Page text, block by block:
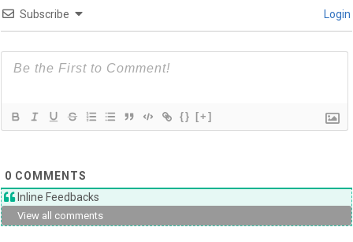
Subscribe Login
{} [+]
0 COMMENTS
Inline Feedbacks
View all comments